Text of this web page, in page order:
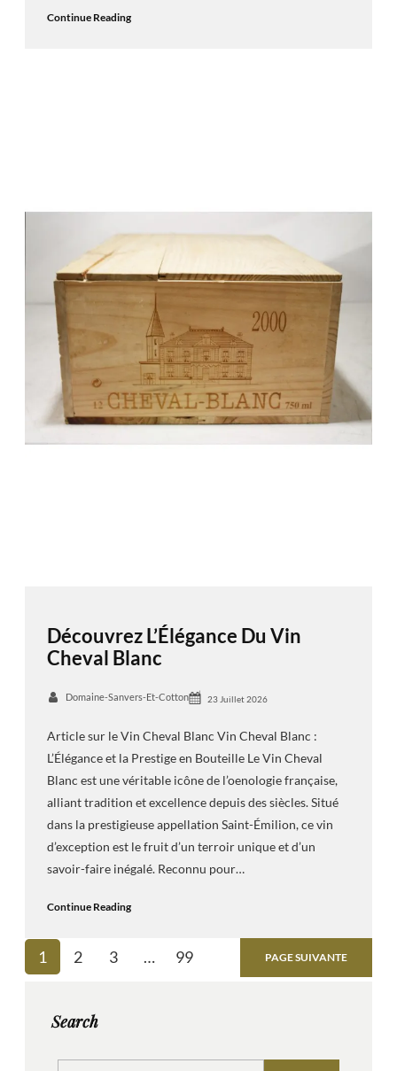
Continue Reading
Découvrez L’Élégance Du Vin
Cheval Blanc
Domaine-Sanvers-Et-Cotton 23 Juillet 2026
Article sur le Vin Cheval Blanc Vin Cheval Blanc :
L’Élégance et la Prestige en Bouteille Le Vin Cheval
Blanc est une véritable icône de l’oenologie française,
alliant tradition et excellence depuis des siècles. Situé
dans la prestigieuse appellation Saint-Émilion, ce vin
d’exception est le fruit d’un terroir unique et d’un
savoir-faire inégalé. Reconnu pour…
Continue Reading
1 2 3 … 99 PAGE SUIVANTE
Search